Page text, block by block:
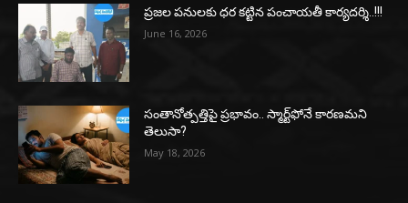
ప్రజల పనులకు ధర కట్టిన పంచాయతీ కార్యదర్శి..!!!
June 16, 2026
సంతానోత్పత్తిపై ప్రభావం.. స్మార్ట్‌ఫోనే కారణమని
తెలుసా?
May 18, 2026